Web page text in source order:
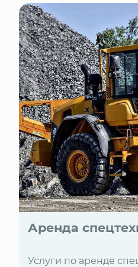
Аренда
Услуги по аренде